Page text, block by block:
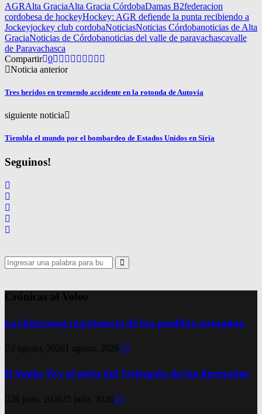
AGRAlta GraciaAlta Gracia CórdobaDamas B2federacion
cordobesa de hockeyHockey: AGR defiende la punta recibiendo a
Jockeyjockey club cordobaNoticiasNoticias Córdobanoticias de Alta
GraciaNoticias de Córdobanoticias del valle de paravachascavalle
de Paravachasca
Compartir 0
Noticia anterior
Tres heridos en tremendo accidente en la rotonda de Autovía
siguiente noticia
Tiembla el mundo por el bombardeo de Estados Unidos en Siria
Seguinos!
Search
for:
Search
Crónicas al Voleo
La silenciosa resistencia de los pueblos nómadas
2 agosto, 2026 1 agosto, 2026 0
El Vuelo 19 y el mito del Triángulo de las Bermudas
26 julio, 2026 25 julio, 2026 0